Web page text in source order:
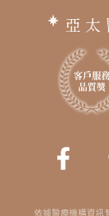
亞
依據醫療機構資訊